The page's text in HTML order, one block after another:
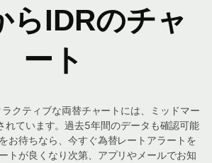
らIDRのチャ
ート
クティブな両替チャートには、ミッドマー
れています。過去5年間のデータも確認可能
お待ちなら、今すぐ為替レートアラートを
トが良くなり次第、アプリやメールでお知